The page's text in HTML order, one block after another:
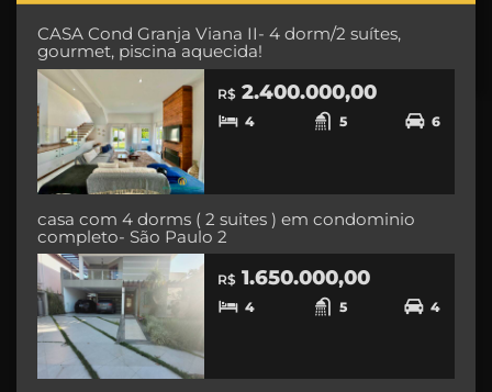
CASA Cond Granja Viana II- 4 dorm/2 suítes,
gourmet, piscina aquecida!
R$ 2.400.000,00
4 5 6
casa com 4 dorms ( 2 suites ) em condominio
completo- São Paulo 2
R$ 1.650.000,00
4 5 4